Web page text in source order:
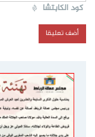
كود الكابتشا *